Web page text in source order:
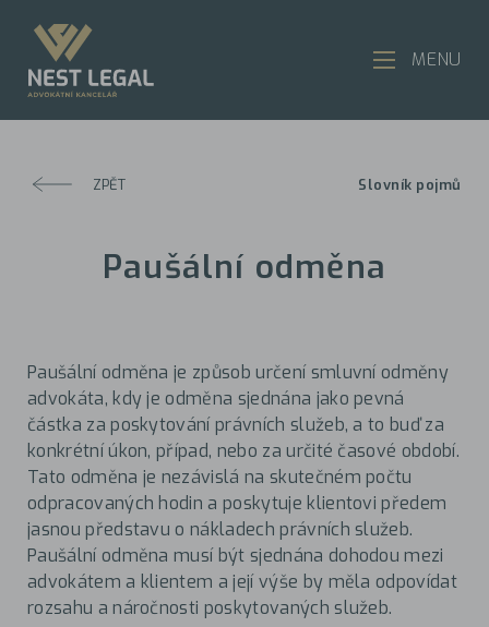
ZPĚT Slovník pojmů
Paušální odměna
Paušální odměna je způsob určení smluvní odměny
advokáta, kdy je odměna sjednána jako pevná
částka za poskytování právních služeb, a to buď za
konkrétní úkon, případ, nebo za určité časové období.
Tato odměna je nezávislá na skutečném počtu
odpracovaných hodin a poskytuje klientovi předem
jasnou představu o nákladech právních služeb.
Paušální odměna musí být sjednána dohodou mezi
advokátem a klientem a její výše by měla odpovídat
rozsahu a náročnosti poskytovaných služeb.
MENU